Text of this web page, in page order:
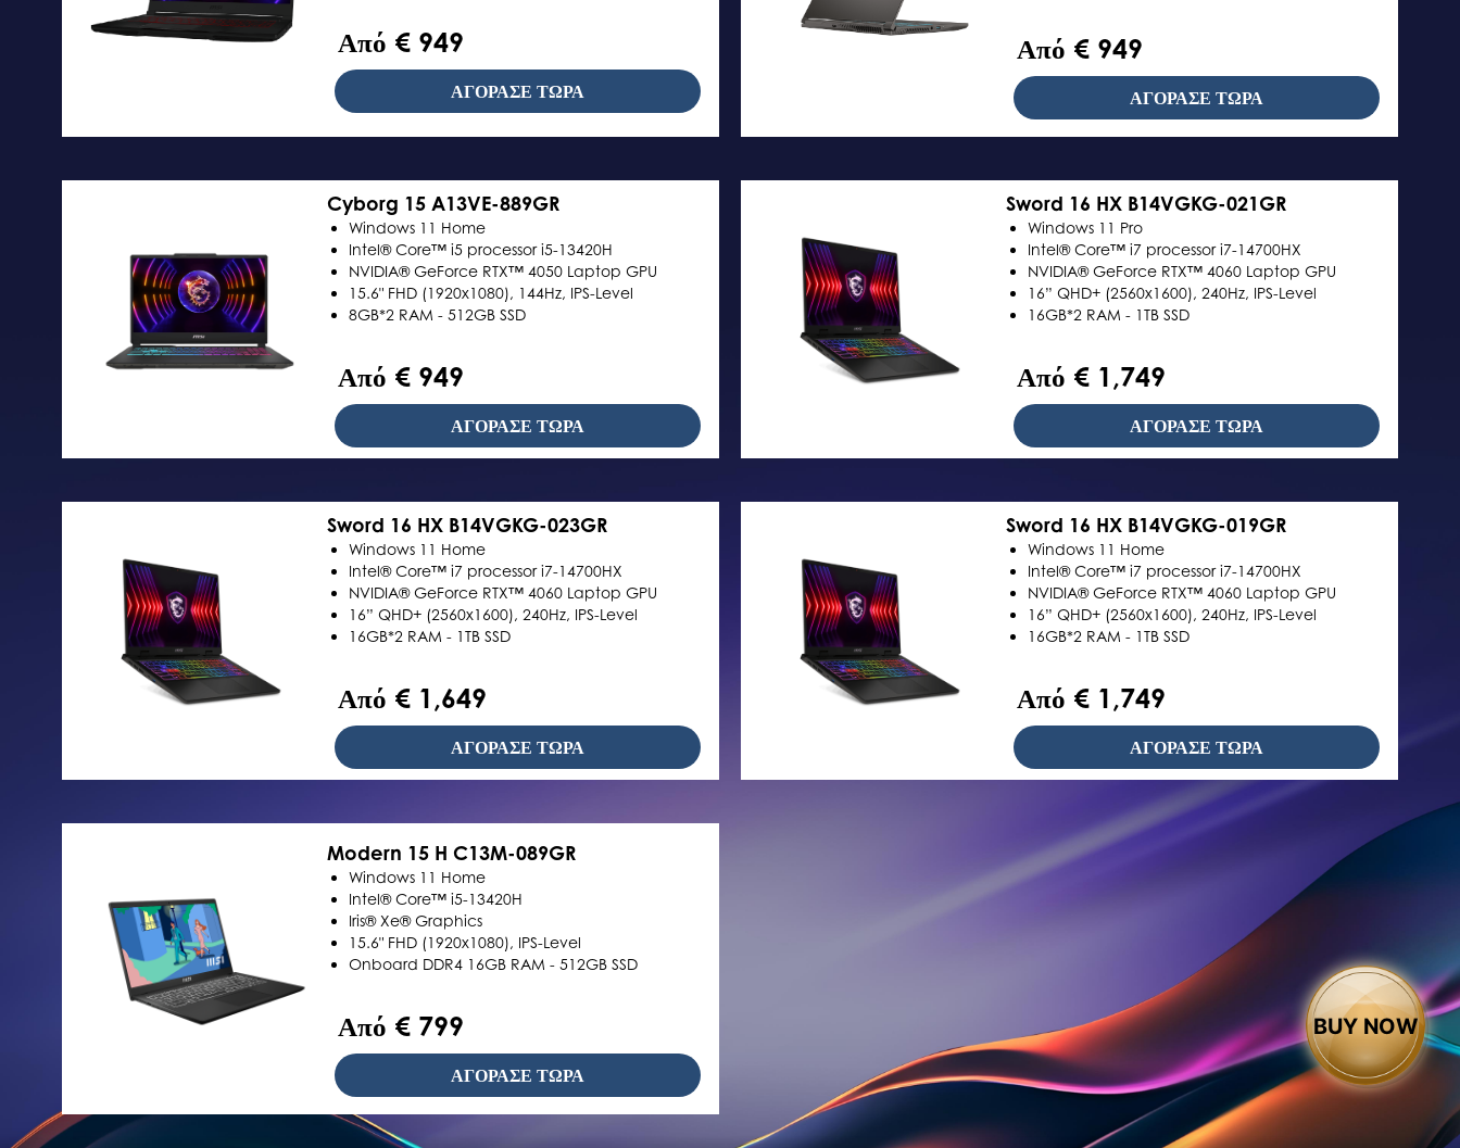
BUY NOW
G
B
C
Από € 949
ΑΓΟΡΑΣΕ ΤΩΡΑ
Από € 949
ΑΓΟΡΑΣΕ ΤΩΡΑ
Cyborg 15 A13VE-889GR
Windows 11 Home
Intel® Core™ i5 processor i5-13420H
NVIDIA® GeForce RTX™ 4050 Laptop GPU
15.6" FHD (1920x1080), 144Hz, IPS-Level
8GB*2 RAM - 512GB SSD
Από € 949
ΑΓΟΡΑΣΕ ΤΩΡΑ
Sword 16 HX B14VGKG-021GR
Windows 11 Pro
Intel® Core™ i7 processor i7-14700HX
NVIDIA® GeForce RTX™ 4060 Laptop GPU
16” QHD+ (2560x1600), 240Hz, IPS-Level
16GB*2 RAM - 1TB SSD
Από € 1,749
ΑΓΟΡΑΣΕ ΤΩΡΑ
Sword 16 HX B14VGKG-023GR
Windows 11 Home
Intel® Core™ i7 processor i7-14700HX
NVIDIA® GeForce RTX™ 4060 Laptop GPU
16” QHD+ (2560x1600), 240Hz, IPS-Level
16GB*2 RAM - 1TB SSD
Από € 1,649
ΑΓΟΡΑΣΕ ΤΩΡΑ
Sword 16 HX B14VGKG-019GR
Windows 11 Home
Intel® Core™ i7 processor i7-14700HX
NVIDIA® GeForce RTX™ 4060 Laptop GPU
16” QHD+ (2560x1600), 240Hz, IPS-Level
16GB*2 RAM - 1TB SSD
Από € 1,749
ΑΓΟΡΑΣΕ ΤΩΡΑ
Modern 15 H C13M-089GR
Windows 11 Home
Intel® Core™ i5-13420H
Iris® Xe® Graphics
15.6" FHD (1920x1080), IPS-Level
Onboard DDR4 16GB RAM - 512GB SSD
Από € 799
ΑΓΟΡΑΣΕ ΤΩΡΑ